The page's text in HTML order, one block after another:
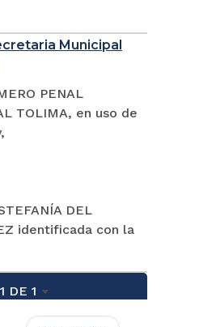
Municipal
PENAL
TOLIMA, en uso de
DEL
identificada con la
DE 1